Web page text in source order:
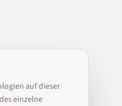
auf dieser
einzelne